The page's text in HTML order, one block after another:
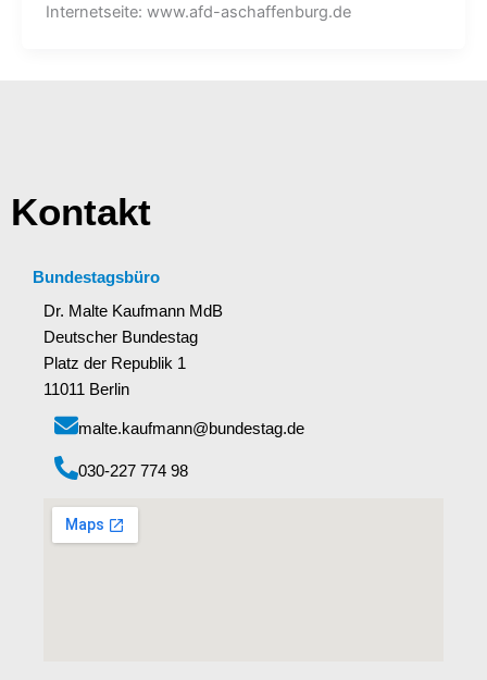
Internetseite: www.afd-aschaffenburg.de
Kontakt
Bundestagsbüro
Dr. Malte Kaufmann MdB
Deutscher Bundestag
Platz der Republik 1
11011 Berlin
malte.kaufmann@bundestag.de
‭030-227 774 98‬